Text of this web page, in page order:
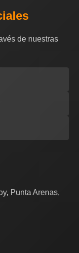
de nuestras
Punta Arenas,